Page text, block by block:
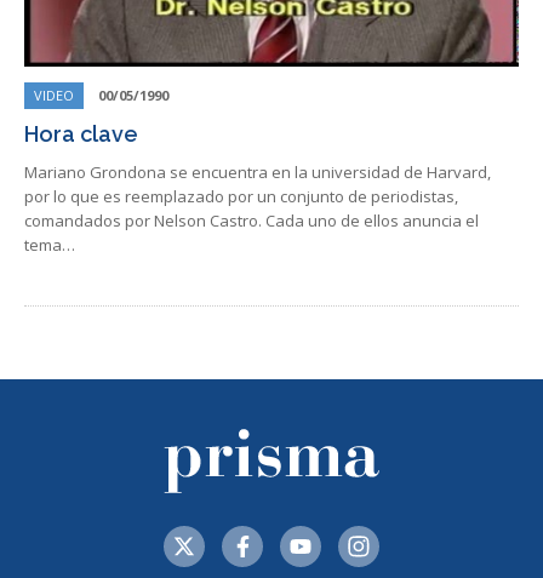
VIDEO 00/05/1990
Hora clave
Mariano Grondona se encuentra en la universidad de Harvard,
por lo que es reemplazado por un conjunto de periodistas,
comandados por Nelson Castro. Cada uno de ellos anuncia el
tema…